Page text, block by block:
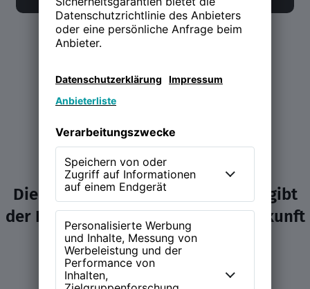
Die NEW WORK Experience (NWX) gibt
der Diskussion über Arbeit und Zukunft
ein Zuhause.